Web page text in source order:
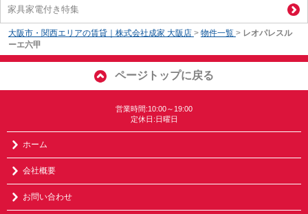
家具家電付き特集
大阪市・関西エリアの賃貸｜株式会社成家 大阪店 > 物件一覧 > レオパレスル
ーエ六甲
ページトップに戻る
営業時間:10:00～19:00
定休日:日曜日
ホーム
会社概要
お問い合わせ